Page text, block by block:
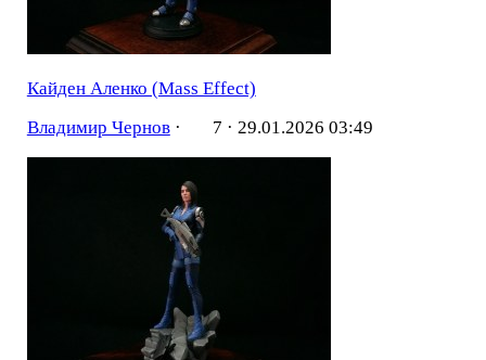
Кайден Аленко (Mass Effect)
Владимир Чернов· 7 · 29.01.2026 03:49